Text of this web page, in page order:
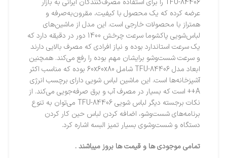
TFU-84406 را برای استفاده مصرف‌کنندگان ایرانی به بازار
عرضه کرده که یک محصول با کیفیت، مقرون‌به‌صرفه و
همتراز با محصولات خارجی است. این مدل از ماشین‌های
لباس‌شویی پاکشوما سرعت چرخش 1400 دور در دقیقه دارد که
یک سرعت استاندارد بوده و نیاز افرادی که مصرف بالایی دارند
و سرعت شست‌وشو برایشان مهم بوده را رفع می‌کند. همچنین
ابعاد مدل TFU-84406 شامل 60x60x80 بوده که مناسب اکثر
آشپزخانه‌ها است. این ماشین لباس شویی دارای برچسب انرژی
A++ است که بسیار در مصرف آب و برق صرفه‌جویی می‌کند. از
نکات برجسته دیگر لباس شویی TFU-84406 می‌توان به تنوع
برنامه‌های شست‌وشو، اضافه کردن لباس حین کار کردن
دستگاه و شست‌و‌شوی بسیار تمیز البسه اشاره کرد.
تمامی موجودی ها و قیمت ها بروز میباشند .